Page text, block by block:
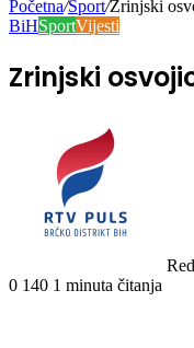
Početna/Sport/Zrinjski
BiHSportVijesti
Zrinjski
0 140 1 minuta čitanja